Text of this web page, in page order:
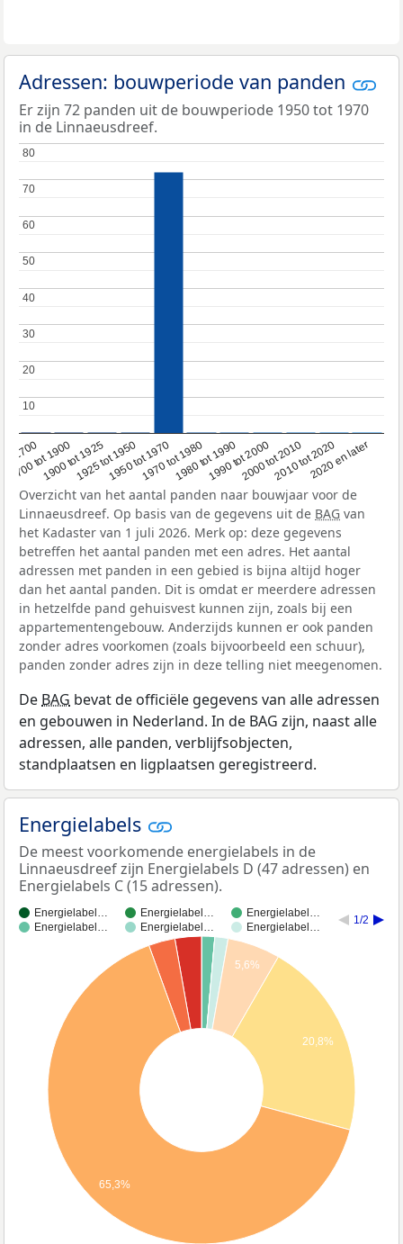
Adressen: bouwperiode van panden
Er zijn 72 panden uit de bouwperiode 1950 tot 1970
in de Linnaeusdreef.
1700
1700 tot 1900
1900 tot 19251925 tot 19501950 tot 19701970 tot 19801980 tot 19901990 tot 20002000 tot 20102010 tot 20202020 en later
10
10
20
20
30
30
40
40
50
50
60
60
70
70
80
80
Overzicht van het aantal panden naar bouwjaar voor de
Linnaeusdreef. Op basis van de gegevens uit de BAG van
het Kadaster van 1 juli 2026. Merk op: deze gegevens
betreffen het aantal panden met een adres. Het aantal
adressen met panden in een gebied is bijna altijd hoger
dan het aantal panden. Dit is omdat er meerdere adressen
in hetzelfde pand gehuisvest kunnen zijn, zoals bij een
appartementengebouw. Anderzijds kunnen er ook panden
zonder adres voorkomen (zoals bijvoorbeeld een schuur),
panden zonder adres zijn in deze telling niet meegenomen.
De BAG bevat de officiële gegevens van alle adressen
en gebouwen in Nederland. In de BAG zijn, naast alle
adressen, alle panden, verblijfsobjecten,
standplaatsen en ligplaatsen geregistreerd.
Energielabels
De meest voorkomende energielabels in de
Linnaeusdreef zijn Energielabels D (47 adressen) en
Energielabels C (15 adressen).
Energielabel… Energielabel…
Energielabel…
Energielabel…
Energielabel… Energielabel…
1/2
5,6%
20,8%
65,3%